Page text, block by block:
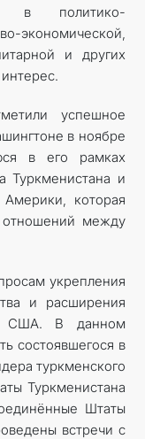
в политико-
и других
успешное
в ноябре
в его рамках
Туркменистана и
которая
отношений между
укрепления
и расширения
США. В данном
состоявшегося в
туркменского
Туркменистана
Штаты
встречи с